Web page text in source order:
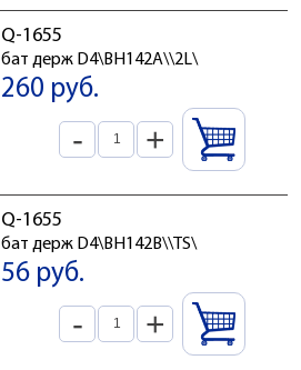
Q-1655
бат держ D4\BH142A\\2L\
260 руб.
- +
Q-1655
бат держ D4\BH142B\\TS\
56 руб.
- +